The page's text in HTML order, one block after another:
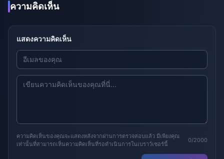
ความคิดเห็น
แสดงความคิดเห็น
ความคิดเห็นของคุณจะแสดงหลังจากผ่านการตรวจสอบแล้ว มีเพียงคุณ
เท่านั้นที่สามารถเห็นความคิดเห็นที่รอดำเนินการในเบราว์เซอร์นี้
0/2000